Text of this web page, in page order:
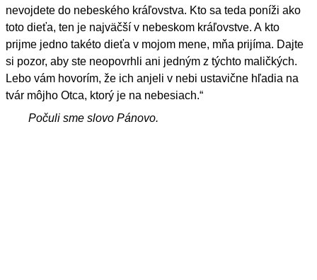
nevojdete do nebeského kráľovstva. Kto sa teda poníži ako
toto dieťa, ten je najväčší v nebeskom kráľovstve. A kto
prijme jedno takéto dieťa v mojom mene, mňa prijíma. Dajte
si pozor, aby ste neopovrhli ani jedným z týchto maličkých.
Lebo vám hovorím, že ich anjeli v nebi ustavične hľadia na
tvár môjho Otca, ktorý je na nebesiach.“
Počuli sme slovo Pánovo.